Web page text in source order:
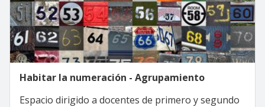
Habitar la numeración - Agrupamiento
Espacio dirigido a docentes de primero y segundo